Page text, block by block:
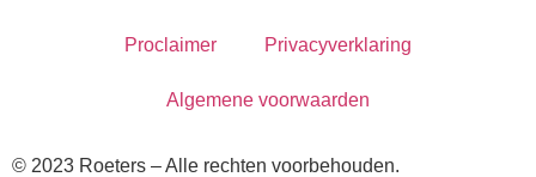
© 2023 Roeters – Alle rechten voorbehouden.
Proclaimer Privacyverklaring
Algemene voorwaarden